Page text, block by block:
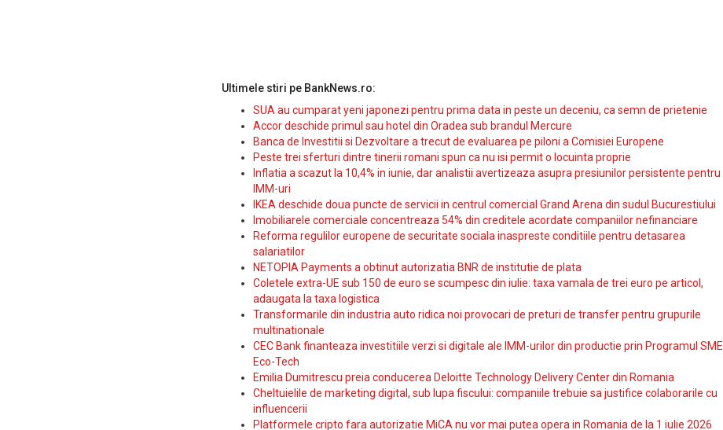
Ultimele stiri pe BankNews.ro:
SUA au cumparat yeni japonezi pentru prima data in peste un deceniu, ca semn de prietenie
Accor deschide primul sau hotel din Oradea sub brandul Mercure
Banca de Investitii si Dezvoltare a trecut de evaluarea pe piloni a Comisiei Europene
Peste trei sferturi dintre tinerii romani spun ca nu isi permit o locuinta proprie
Inflatia a scazut la 10,4% in iunie, dar analistii avertizeaza asupra presiunilor persistente pentru
IMM-uri
IKEA deschide doua puncte de servicii in centrul comercial Grand Arena din sudul Bucurestiului
Imobiliarele comerciale concentreaza 54% din creditele acordate companiilor nefinanciare
Reforma regulilor europene de securitate sociala inaspreste conditiile pentru detasarea
salariatilor
NETOPIA Payments a obtinut autorizatia BNR de institutie de plata
Coletele extra-UE sub 150 de euro se scumpesc din iulie: taxa vamala de trei euro pe articol,
adaugata la taxa logistica
Transformarile din industria auto ridica noi provocari de preturi de transfer pentru grupurile
multinationale
CEC Bank finanteaza investitiile verzi si digitale ale IMM-urilor din productie prin Programul SME
Eco-Tech
Emilia Dumitrescu preia conducerea Deloitte Technology Delivery Center din Romania
Cheltuielile de marketing digital, sub lupa fiscului: companiile trebuie sa justifice colaborarile cu
influencerii
Platformele cripto fara autorizatie MiCA nu vor mai putea opera in Romania de la 1 iulie 2026